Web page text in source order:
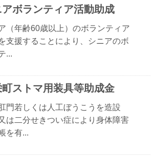
アボランティア活動助成
（年齢60歳以上）のボランティア
支援することにより、シニアのボ
...
ストマ用装具等助成金
門若しくは人工ぼうこうを造設
は二分せきつい症により身体障害
を有...